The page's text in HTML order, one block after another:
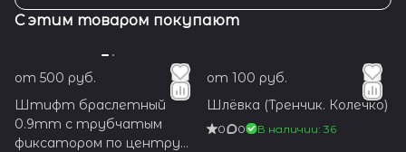
С этим товаром покупают
от 500 руб.
Штифт браслетный
0.9mm с трубчатым
фиксатором по центру
от 100 руб.
Шлёвка (Тренчик. Колечко)
0 0 В наличии: 36